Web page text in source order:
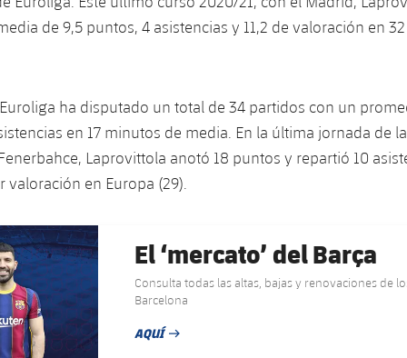
de 9,5 puntos, 4 asistencias y 11,2 de valoración en
ha disputado un total de 34 partidos con un
en 17 minutos de media. En la última jornada de
Laprovittola anotó 18 puntos y repartió 10
valoración en Europa (29).
El ‘mercato’ del Barça
Consulta todas las altas, bajas y renovaciones de
Barcelona
AQUÍ
FECHA DE PUBLICACIÓN